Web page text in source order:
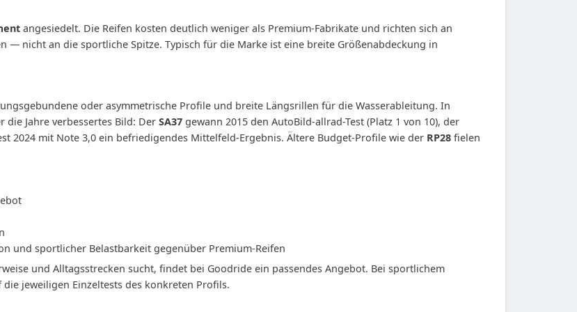
angesiedelt. Die Reifen kosten deutlich weniger als Premium-Fabrikate und richten sich an
— nicht an die sportliche Spitze. Typisch für die Marke ist eine breite Größenabdeckung in
oder asymmetrische Profile und breite Längsrillen für die Wasserableitung. In
die Jahre verbessertes Bild: Der SA37 gewann 2015 den AutoBild-allrad-Test (Platz 1 von 10), der
2024 mit Note 3,0 ein befriedigendes Mittelfeld-Ergebnis. Ältere Budget-Profile wie der RP28 fielen
und sportlicher Belastbarkeit gegenüber Premium-Reifen
und Alltagsstrecken sucht, findet bei Goodride ein passendes Angebot. Bei sportlichem
jeweiligen Einzeltests des konkreten Profils.